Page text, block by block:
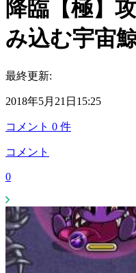
降臨【極】
み込む宇宙
最終更新:
2018年5月21日15:25
コメント 0 件
コメント
0